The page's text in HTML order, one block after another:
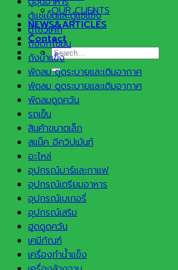
OUR CLIENTS
NEWS&ARTICLES
Contact
Search
for:
ตู้แช่เย็นและตู้แช่แข็ง
ตู้โชว์เค้ก
ถังดักไขมัน
ถังน้ำแข็ง
พัดลม ดูดระบายและเติมอากาศ
พัดลม ดูดระบายและเติมอากาศ
พัดลมดูดควัน
รถเข็น
สินค้าขนาดเล็ก
สแน็ค อีควิปเม้นท์
อะไหล่
อุปกรณ์บาร์และกาแฟ
อุปกรณ์เตรียมอาหาร
อุปกรณ์เบเกอรี่
อุปกรณ์เสริม
ฮูดดูดควัน
เคมีภัณฑ์
เครื่องทำน้ำแข็ง